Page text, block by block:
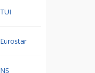
TUI
Eurostar
NS